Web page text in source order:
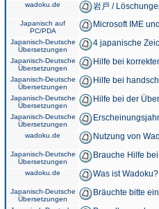
wadoku.de 岩戸 /
Japanisch auf
PC/PDA
Microsoft IME
Japanisch-Deutsche
Übersetzungen
4 japanische
Japanisch-Deutsche
Übersetzungen
Hilfe bei
Japanisch-Deutsche
Übersetzungen
Hilfe bei
Japanisch-Deutsche
Übersetzungen
Hilfe bei der
Japanisch-Deutsche
Übersetzungen
wadoku.de Nutzung von
Japanisch-Deutsche
Übersetzungen
Brauche Hilfe
wadoku.de Was ist
Japanisch-Deutsche
Übersetzungen
Bräuchte bitte